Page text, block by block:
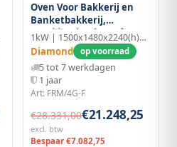
Oven Voor Bakkerij en
Banketbakkerij,
Ronddraaiend, 15 of 18
Niv.(450x650 mm of
500x700 Mm)
1kW | 1500x1480x2240(h)mm
Diamond op voorraad
5 tot 7 werkdagen
1 jaar
Art: FRM/4G-F
€28.331,00€21.248,25
excl. btw
Bespaar €7.082,75